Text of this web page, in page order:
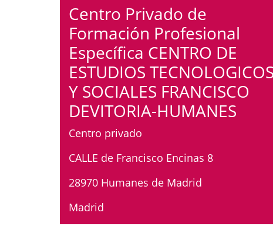
Centro Privado de
Formación Profesional
Específica CENTRO DE
ESTUDIOS TECNOLOGICOS
Y SOCIALES FRANCISCO
DEVITORIA-HUMANES
Centro privado
CALLE de Francisco Encinas 8
28970 Humanes de Madrid
Madrid